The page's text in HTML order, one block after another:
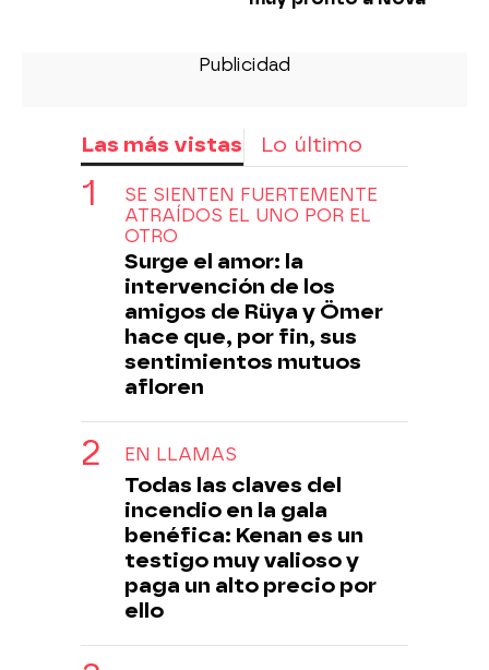
Las más vistas Lo último
SE SIENTEN FUERTEMENTE
ATRAÍDOS EL UNO POR EL
OTRO
Surge el amor: la
intervención de los
amigos de Rüya y Ömer
hace que, por fin, sus
sentimientos mutuos
afloren
EN LLAMAS
Todas las claves del
incendio en la gala
benéfica: Kenan es un
testigo muy valioso y
paga un alto precio por
ello